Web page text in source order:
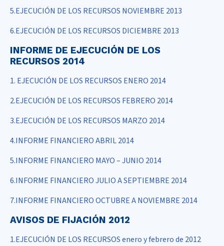
5.EJECUCIÓN DE LOS RECURSOS NOVIEMBRE 2013
6.EJECUCIÓN DE LOS RECURSOS DICIEMBRE 2013
INFORME DE EJECUCIÓN DE LOS
RECURSOS 2014
1. EJECUCIÓN DE LOS RECURSOS ENERO 2014
2.EJECUCIÓN DE LOS RECURSOS FEBRERO 2014
3.EJECUCIÓN DE LOS RECURSOS MARZO 2014
4.INFORME FINANCIERO ABRIL 2014
5.INFORME FINANCIERO MAYO – JUNIO 2014
6.INFORME FINANCIERO JULIO A SEPTIEMBRE 2014
7.INFORME FINANCIERO OCTUBRE A NOVIEMBRE 2014
AVISOS DE FIJACIÓN 2012
1.EJECUCIÓN DE LOS RECURSOS enero y febrero de 2012